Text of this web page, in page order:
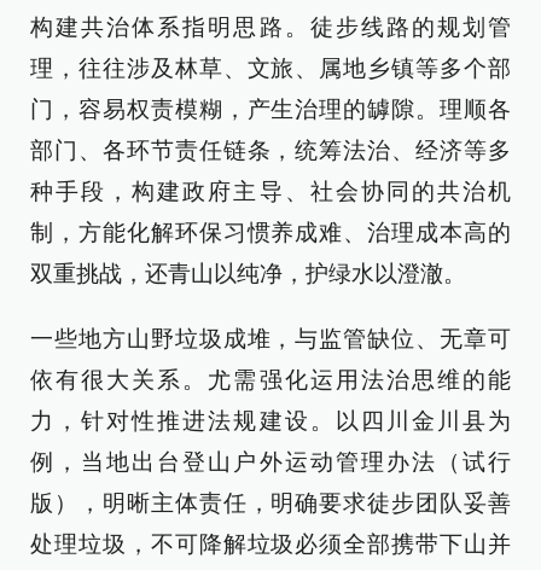
构建共治体系指明思路。徒步线路的规划管
理，往往涉及林草、文旅、属地乡镇等多个部
门，容易权责模糊，产生治理的罅隙。理顺各
部门、各环节责任链条，统筹法治、经济等多
种手段，构建政府主导、社会协同的共治机
制，方能化解环保习惯养成难、治理成本高的
双重挑战，还青山以纯净，护绿水以澄澈。
一些地方山野垃圾成堆，与监管缺位、无章可
依有很大关系。尤需强化运用法治思维的能
力，针对性推进法规建设。以四川金川县为
例，当地出台登山户外运动管理办法（试行
版），明晰主体责任，明确要求徒步团队妥善
处理垃圾，不可降解垃圾必须全部携带下山并